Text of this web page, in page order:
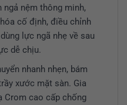
nệm thông minh,
cố định, điều chỉnh
lực ngã nhẹ về sau
dễ chịu.
nhanh nhẹn, bám
xước mặt sàn. Gia
Crom cao cấp chống